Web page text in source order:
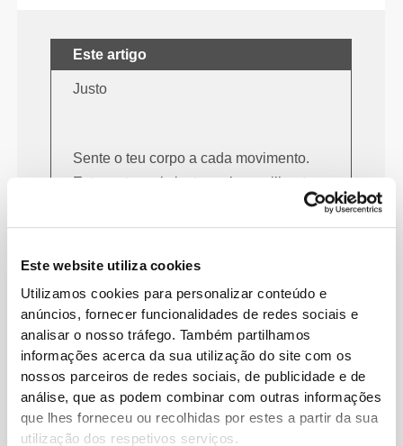
Este website utiliza cookies
Utilizamos cookies para personalizar conteúdo e
anúncios, fornecer funcionalidades de redes sociais e
analisar o nosso tráfego. Também partilhamos
informações acerca da sua utilização do site com os
nossos parceiros de redes sociais, de publicidade e de
análise, que as podem combinar com outras informações
que lhes forneceu ou recolhidas por estes a partir da sua
utilização dos respetivos serviços.
Este artigo
Justo
Sente o teu corpo a cada movimento.
Este corte mais justo realça a silhueta
Regular
Para que te movas livremente e
com conforto todos os dias.